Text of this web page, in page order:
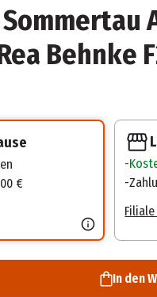
Behnke
€
In den